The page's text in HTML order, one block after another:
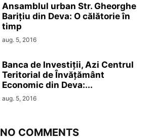
Ansamblul urban Str. Gheorghe
Barițiu din Deva: O călătorie în
timp
aug. 5, 2016
Banca de Investiții, Azi Centrul
Teritorial de Învățământ
Economic din Deva:...
aug. 5, 2016
NO COMMENTS